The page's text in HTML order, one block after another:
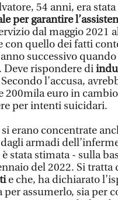
54 anni, era
per garantire
dal maggio 2021
con quello dei fatti
successivo quando
Deve rispondere di
l’accusa,
200mila euro in
per intenti suicidari.
erano concentrate
dagli armadi
stata stimata - sulla
del 2022. Si tratta
e che, ha dichiarato
per assumerlo, sia per